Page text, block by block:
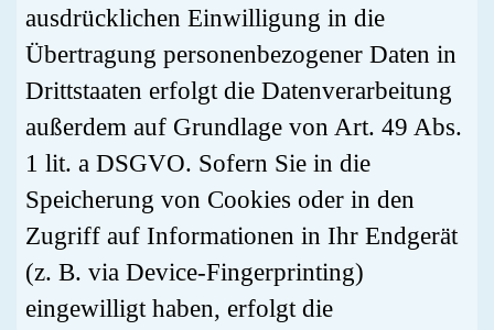
ausdrücklichen Einwilligung in die
Übertragung personenbezogener Daten in
Drittstaaten erfolgt die Datenverarbeitung
außerdem auf Grundlage von Art. 49 Abs.
1 lit. a DSGVO. Sofern Sie in die
Speicherung von Cookies oder in den
Zugriff auf Informationen in Ihr Endgerät
(z. B. via Device-Fingerprinting)
eingewilligt haben, erfolgt die